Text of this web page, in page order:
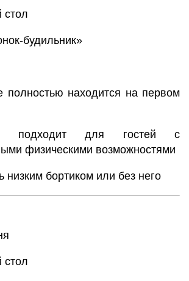
будильник»
полностью находится на первом
подходит для гостей с
физическими возможностями
низким бортиком или без него